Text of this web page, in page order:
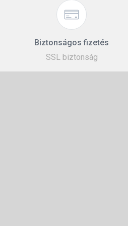
Biztonságos fizetés
SSL biztonság